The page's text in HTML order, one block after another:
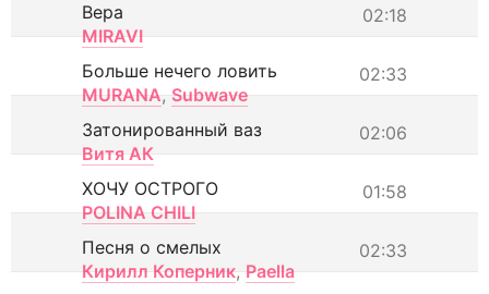
02:18
Вера
MIRAVI
02:33
Больше нечего ловить
MURANA, Subwave
02:06
Затонированный ваз
Витя АК
01:58
ХОЧУ ОСТРОГО
POLINA CHILI
02:33
Песня о смелых
Кирилл Коперник, Paella